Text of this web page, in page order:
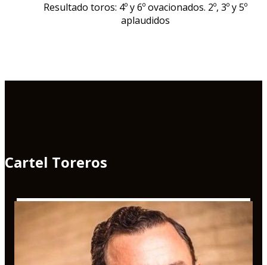
Resultado toros: 4º y 6º ovacionados. 2º, 3º y 5º
aplaudidos
Cartel Toreros